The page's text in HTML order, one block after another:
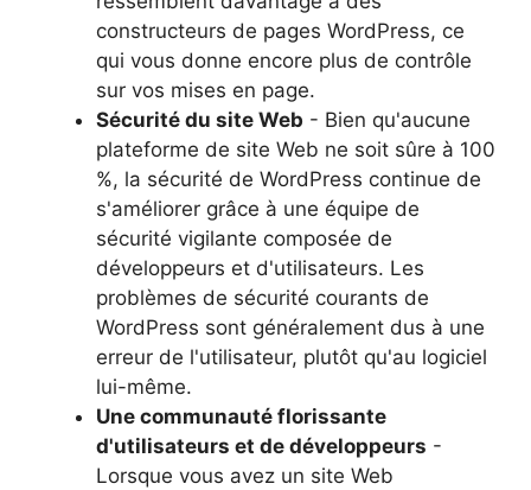
constructeurs de pages WordPress, ce
qui vous donne encore plus de contrôle
sur vos mises en page.
Sécurité du site Web - Bien qu'aucune
plateforme de site Web ne soit sûre à 100
%, la sécurité de WordPress continue de
s'améliorer grâce à une équipe de
sécurité vigilante composée de
développeurs et d'utilisateurs. Les
problèmes de sécurité courants de
WordPress sont généralement dus à une
erreur de l'utilisateur, plutôt qu'au logiciel
lui-même.
Une communauté florissante
d'utilisateurs et de développeurs -
Lorsque vous avez un site Web